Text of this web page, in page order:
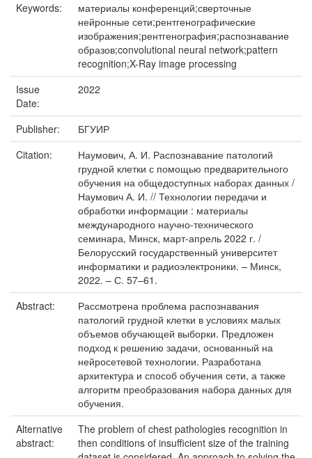
Keywords:
материалы конференций;сверточные
нейронные сети;рентгенографические
изображения;рентгенография;распознавание
образов;convolutional neural network;pattern
recognition;X-Ray image processing
Issue
Date:
2022
Publisher:
БГУИР
Citation:
Наумович, А. И. Распознавание патологий
грудной клетки с помощью предварительного
обучения на общедоступных наборах данных /
Наумович А. И. // Технологии передачи и
обработки информации : материалы
международного научно-технического
семинара, Минск, март-апрель 2022 г. /
Белорусский государственный университет
информатики и радиоэлектроники. – Минск,
2022. – С. 57–61.
Abstract:
Рассмотрена проблема распознавания
патологий грудной клетки в условиях малых
объемов обучающей выборки. Предложен
подход к решению задачи, основанный на
нейросетевой технологии. Разработана
архитектура и способ обучения сети, а также
алгоритм преобразования набора данных для
обучения.
Alternative
abstract:
The problem of chest pathologies recognition in
then conditions of insufficient size of the training